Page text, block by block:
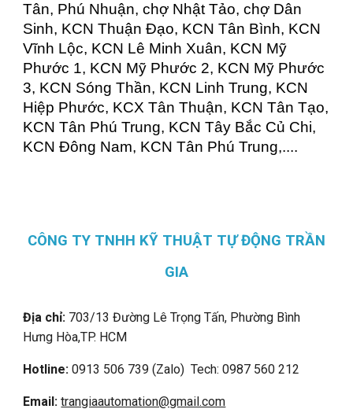
Tân, Phú Nhuận, chợ Nhật Tảo, chợ Dân
Sinh, KCN Thuận Đạo, KCN Tân Bình, KCN
Vĩnh Lộc, KCN Lê Minh Xuân, KCN Mỹ
Phước 1, KCN Mỹ Phước 2, KCN Mỹ Phước
3, KCN Sóng Thần, KCN Linh Trung, KCN
Hiệp Phước, KCX Tân Thuận, KCN Tân Tạo,
KCN Tân Phú Trung, KCN Tây Bắc Củ Chi,
KCN Đông Nam, KCN Tân Phú Trung,....
CÔNG TY TNHH KỸ THUẬT TỰ ĐỘNG TRẦN
GIA
Địa chỉ: 703/13 Đường Lê Trọng Tấn, Phường Bình
Hưng Hòa,TP. HCM
Hotline: 0913 506 739 (Zalo) Tech: 0987 560 212
Email:trangiaautomation@gmail.com